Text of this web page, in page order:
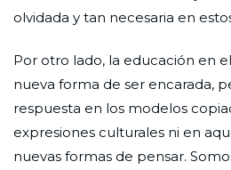
olvidada y tan necesaria en
Por otro lado, la educación en
nueva forma de ser encarada,
respuesta en los modelos
expresiones culturales ni en
nuevas formas de pensar.